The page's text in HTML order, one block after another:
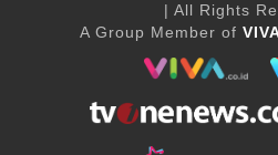
| All Rights
A Group Member of